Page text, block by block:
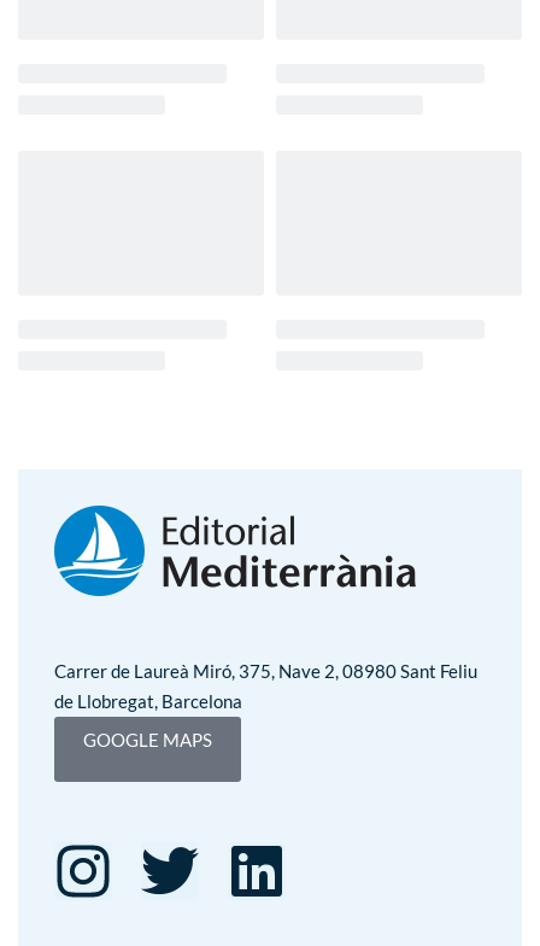
Carrer de Laureà Miró, 375, Nave 2, 08980 Sant Feliu
de Llobregat, Barcelona
GOOGLE MAPS